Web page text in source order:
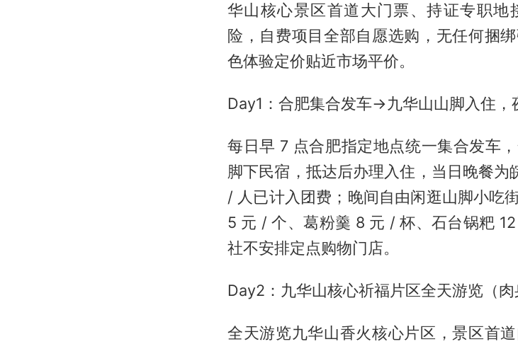
华山核心景区首道大门票、持证专职地
险，自费项目全部自愿选购，无任何捆
色体验定价贴近市场平价。
Day1：合肥集合发车→九华山山脚入住，
每日早 7 点合肥指定地点统一集合发车
脚下民宿，抵达后办理入住，当日晚餐
/ 人已计入团费；晚间自由闲逛山脚小吃
5 元 / 个、葛粉羹 8 元 / 杯、石台锅粑
社不安排定点购物门店。
Day2：九华山核心祈福片区全天游览（肉
全天游览九华山香火核心片区，景区首